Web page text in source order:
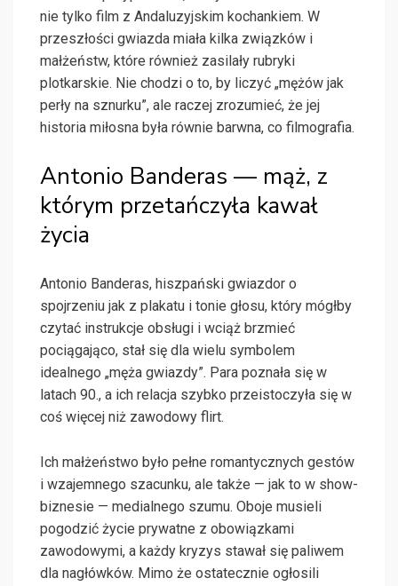
nie tylko film z Andaluzyjskim kochankiem. W
przeszłości gwiazda miała kilka związków i
małżeństw, które również zasilały rubryki
plotkarskie. Nie chodzi o to, by liczyć „mężów jak
perły na sznurku”, ale raczej zrozumieć, że jej
historia miłosna była równie barwna, co filmografia.
Antonio Banderas — mąż, z
którym przetańczyła kawał
życia
Antonio Banderas, hiszpański gwiazdor o
spojrzeniu jak z plakatu i tonie głosu, który mógłby
czytać instrukcje obsługi i wciąż brzmieć
pociągająco, stał się dla wielu symbolem
idealnego „męża gwiazdy”. Para poznała się w
latach 90., a ich relacja szybko przeistoczyła się w
coś więcej niż zawodowy flirt.
Ich małżeństwo było pełne romantycznych gestów
i wzajemnego szacunku, ale także — jak to w show-
biznesie — medialnego szumu. Oboje musieli
pogodzić życie prywatne z obowiązkami
zawodowymi, a każdy kryzys stawał się paliwem
dla nagłówków. Mimo że ostatecznie ogłosili